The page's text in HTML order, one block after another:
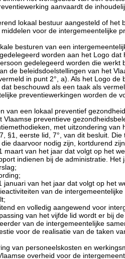
aanvaardt de
lokaal bestuur aangesteld of het
voor de intergemeentelijke
besturen van een
worden aan het Logo
gedelegeerd worden die
de beleidsdoelstellingen van het
in punt 2°, a). Als het Logo
beschouwd als een taak als
preventiewerkingen worden de
een lokaal preventief
Vlaamse preventieve
met uitzondering
§1, eerste lid, 7°, van dit besluit.
daarvoor nodig zijn, kortdurend
van het jaar dat volgt op het
indienen bij de administratie.
van het jaar dat volgt op het
van de
en volledig aangewend voor
van het vijfde lid wordt er bij
van de intergemeentelijke
voor de realisatie van de taken
van personeelskosten en
overheid voor de